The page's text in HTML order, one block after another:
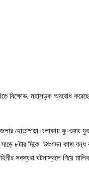
বিক্ষোভ. মহাসড়ক অবরোধ
হোতাপাড়া এলাকায় ফু-
৮টার দিকে উৎপাদন কাজ
সদস্যরা ঘটনাস্থলে গিয়ে